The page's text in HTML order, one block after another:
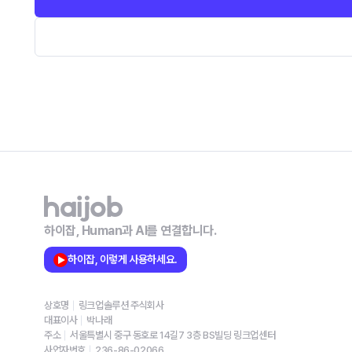
하이잡, Human과 AI를 연결합니다.
하이잡, 이렇게 사용하세요.
상호명
링크업솔루션 주식회사
대표이사
박나래
주소
서울특별시 중구 동호로 14길7 3층 BS빌딩 링크업센터